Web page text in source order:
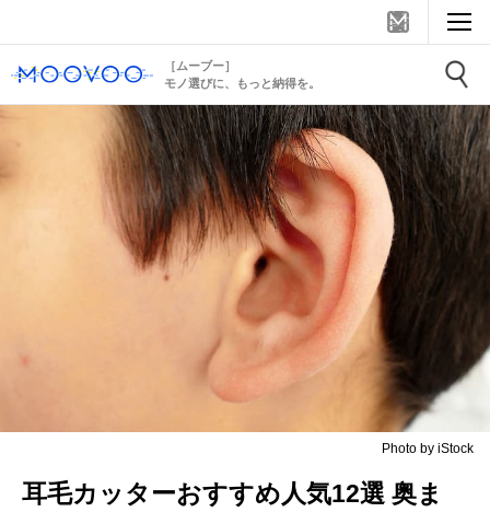
［ムーブー］
モノ選びに、もっと納得を。
Photo by iStock
耳毛カッターおすすめ人気12選 奥ま